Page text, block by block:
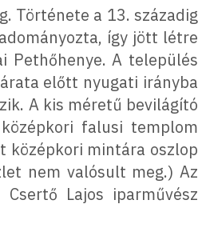
Története a 13. századig
így jött létre
Pethőhenye. A település
előtt nyugati irányba
A kis méretű bevilágító
falusi templom
középkori mintára oszlop
nem valósult meg.) Az
Lajos iparművész